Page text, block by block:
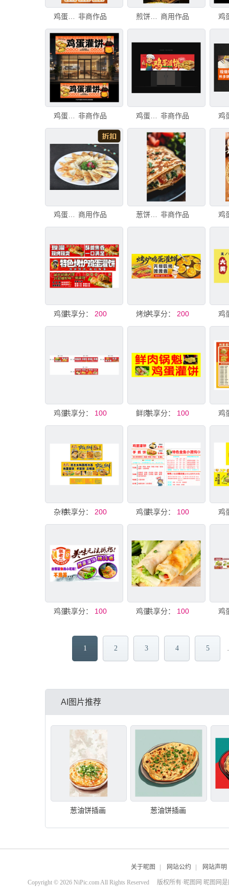
非商作品 煎饼果子 商用作品
非商作品 鸡蛋灌饼门头 非商作品
鸡蛋灌饼 商用作品 葱饼特写 非商作品
鸡蛋灌饼
共享分： 200 烤炉鸡蛋灌饼美味诱人
共享分： 200
鸡蛋灌饼
共享分： 100 鲜肉锅魁 鸡蛋灌饼
共享分： 100
杂粮煎饼鸡蛋灌饼手抓饼
共享分： 200 鸡蛋灌饼
共享分： 100
鸡蛋灌饼
共享分： 100 鸡蛋灌饼
共享分： 100
1 2 3 4 5
AI图片推荐
葱油饼插画 葱油饼插画
关于昵图 | 网站公约 | 网站声明
Copyright © 2026 NiPic.com All Rights Reserved 版权所有·昵图网 昵图网